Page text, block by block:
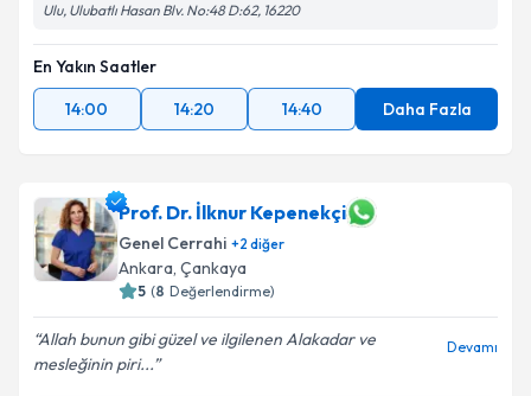
Ulu, Ulubatlı Hasan Blv. No:48 D:62, 16220
En Yakın Saatler
14:00
14:20 14:40 Daha Fazla
Prof. Dr. İlknur Kepenekçi
Genel Cerrahi +2 diğer
Ankara, Çankaya
5 (8 Değerlendirme)
Allah bunun gibi güzel ve ilgilenen Alakadar ve
mesleğinin piri...
Devamı